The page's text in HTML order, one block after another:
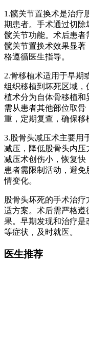
1.髋关节置换术是治疗
期患者。手术通过切除
髋关节功能。术后患者
髋关节置换术效果显
格遵循医生指导。
2.骨移植术适用于早期
组织移植到坏死区域
植术分为自体骨移植和
需从患者其他部位取
重，定期复查，确保移
3.股骨头减压术主要用
减压，降低股骨头内
减压术创伤小，恢复
患者需限制活动，避
情变化。
股骨头坏死的手术治
适方案。术后需严格
果。早期发现和治疗
等症状，及时就医。
医生推荐